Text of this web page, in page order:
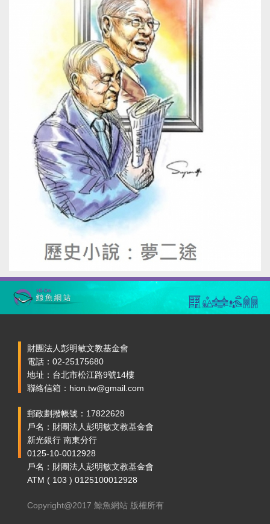
財團法人彭明敏文教基金會
電話：02-25175680
地址：台北市松江路9號14樓
聯絡信箱：hion.tw@gmail.com
郵政劃撥帳號：17822628
戶名：財團法人彭明敏文教基金會
新光銀行 南東分行
0125-10-0012928
戶名：財團法人彭明敏文教基金會
ATM ( 103 ) 0125100012928
Copyright@2017 鯨魚網站 版權所有